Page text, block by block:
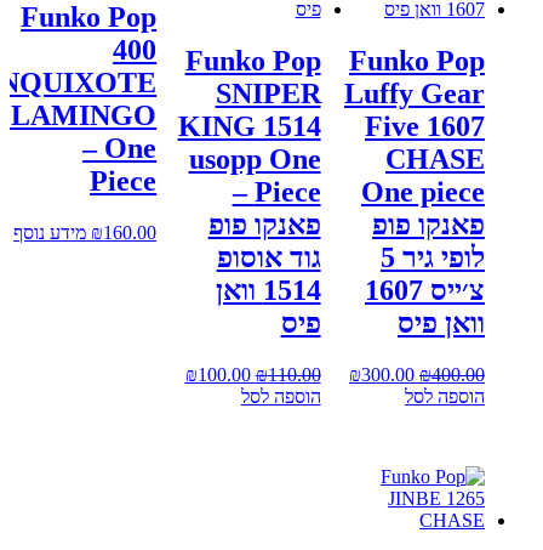
Funko Pop
Luffy Gear
Five 1607
CHASE
One piece
פאנקו פופ
לופי גיר 5
צ׳ייס 1607
וואן פיס
₪400.00
המחיר
המקורי
₪300.00
המחיר
הנוכחי
הוספה לסל
Funko Pop
SNIPER
KING 1514
usopp One
Piece –
פאנקו פופ
גוד אוסופ
1514 וואן
פיס
₪110.00
המחיר
המקורי
₪100.00
הוספה לסל
Funko Pop
400
– One
Piece
₪160.00 מידע נוסף